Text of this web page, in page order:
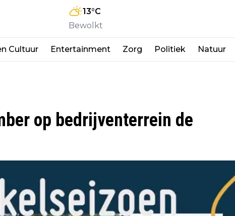
13°C
Bewolkt
Cultuur Entertainment Zorg Politiek Natuur
op bedrijventerrein de